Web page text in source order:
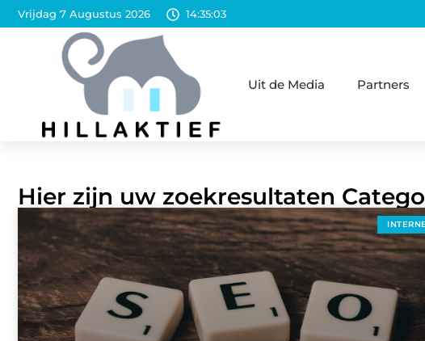
Vrijdag 7 Augustus 2026 14:35:04
Uit de Media Partners
Hier zijn uw zoekresultaten